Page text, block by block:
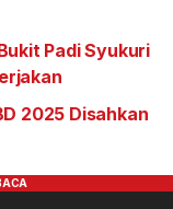
Padi Syukuri
2025 Disahkan